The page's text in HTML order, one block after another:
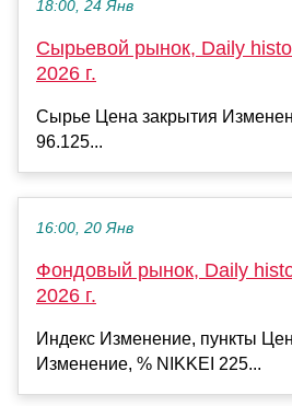
18:00, 24 Янв
Сырьевой рынок, Daily
2026 г.
Сырье Цена закрытия
96.125...
16:00, 20 Янв
Фондовый рынок, Daily
2026 г.
Индекс Изменение, пункты
Изменение, % NIKKEI 225...